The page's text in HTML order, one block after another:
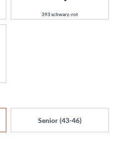
393 schwarz-rot
Senior (43-46)